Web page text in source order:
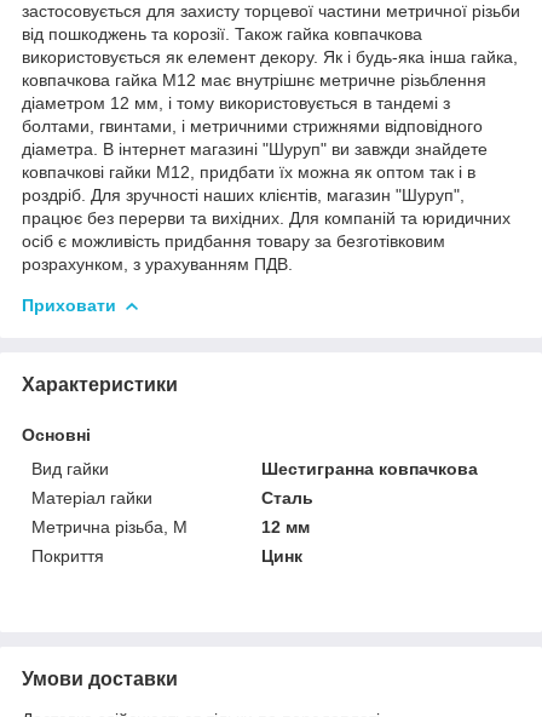
застосовується для захисту торцевої частини метричної різьби
від пошкоджень та корозії. Також гайка ковпачкова
використовується як елемент декору. Як і будь-яка інша гайка,
ковпачкова гайка М12 має внутрішнє метричне різьблення
діаметром 12 мм, і тому використовується в тандемі з
болтами, гвинтами, і метричними стрижнями відповідного
діаметра. В інтернет магазині "Шуруп" ви завжди знайдете
ковпачкові гайки М12, придбати їх можна як оптом так і в
роздріб. Для зручності наших клієнтів, магазин "Шуруп",
працює без перерви та вихідних. Для компаній та юридичних
осіб є можливість придбання товару за безготівковим
розрахунком, з урахуванням ПДВ.
Приховати
Характеристики
Основні
Вид гайки
Шестигранна ковпачкова
Матеріал гайки
Сталь
Метрична різьба, М
12 мм
Покриття
Цинк
Умови доставки